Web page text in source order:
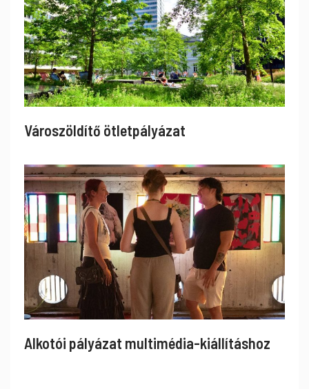
Városzöldítő ötletpályázat
Alkotói pályázat multimédia-kiállításhoz